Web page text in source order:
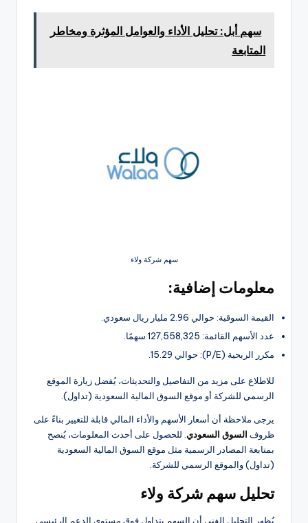
سهم أبل: تحليل الأداء والعوامل المؤثرة ومخاطر
المتابعة
سهم شركة ولاء
معلومات إضافية:
القيمة السوقية: حوالي 2.96 مليار ريال سعودي.
عدد الأسهم القائمة: 127,558,325 سهمًا.
مكرر الربحية (P/E): حوالي 15.29.
للاطلاع على مزيد من التفاصيل والتحديثات، يُفضل زيارة الموقع
الرسمي للشركة أو موقع السوق المالية السعودية (تداول).
يرجى ملاحظة أن أسعار الأسهم والأداء المالي قابلة للتغيير بناءً على
ظروف السوق السعودي . للحصول على أحدث المعلومات، يُنصح
بمتابعة المصادر الرسمية مثل موقع السوق المالية السعودية
(تداول) والموقع الرسمي للشركة.
تحليل سهم شركة ولاء
يُظهر التحليل الفني أن السهم يتداول فوق مستوى الدعم الرئيسي